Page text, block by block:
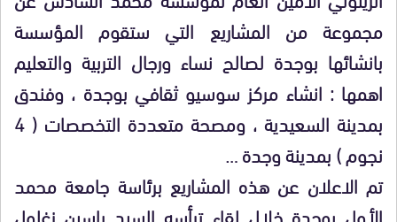
مجموعة من المشاريع التي ستقوم المؤسسة
بانشائها بوجدة لصالح نساء ورجال التربية والتعليم
اهمها : انشاء مركز سوسيو ثقافي بوجدة ، وفندق
بمدينة السعيدية ، ومصحة متعددة التخصصات ( 4
نجوم ) بمدينة وجدة …
تم الاعلان عن هذه المشاريع برئاسة جامعة محمد